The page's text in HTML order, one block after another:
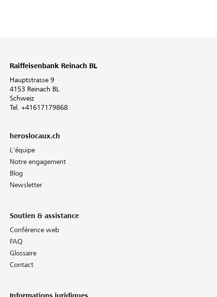
Raiffeisenbank Reinach BL
Hauptstrasse 9
4153 Reinach BL
Schweiz
Tel. +41617179868
heroslocaux.ch
L'équipe
Notre engagement
Blog
Newsletter
Soutien & assistance
Conférence web
FAQ
Glossaire
Contact
Informations juridiques